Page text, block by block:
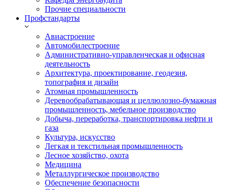
Прочие специальности
Профстандарты
Авиастроение
Автомобилестроение
Административно-управленческая и офисная
деятельность
Архитектура, проектирование, геодезия,
топография и дизайн
Атомная промышленность
Деревообрабатывающая и целлюлозно-бумажная
промышленность, мебельное производство
Добыча, переработка, транспортировка нефти и
газа
Культура, искусство
Легкая и текстильная промышленность
Лесное хозяйство, охота
Медицина
Металлургическое производство
Обеспечение безопасности